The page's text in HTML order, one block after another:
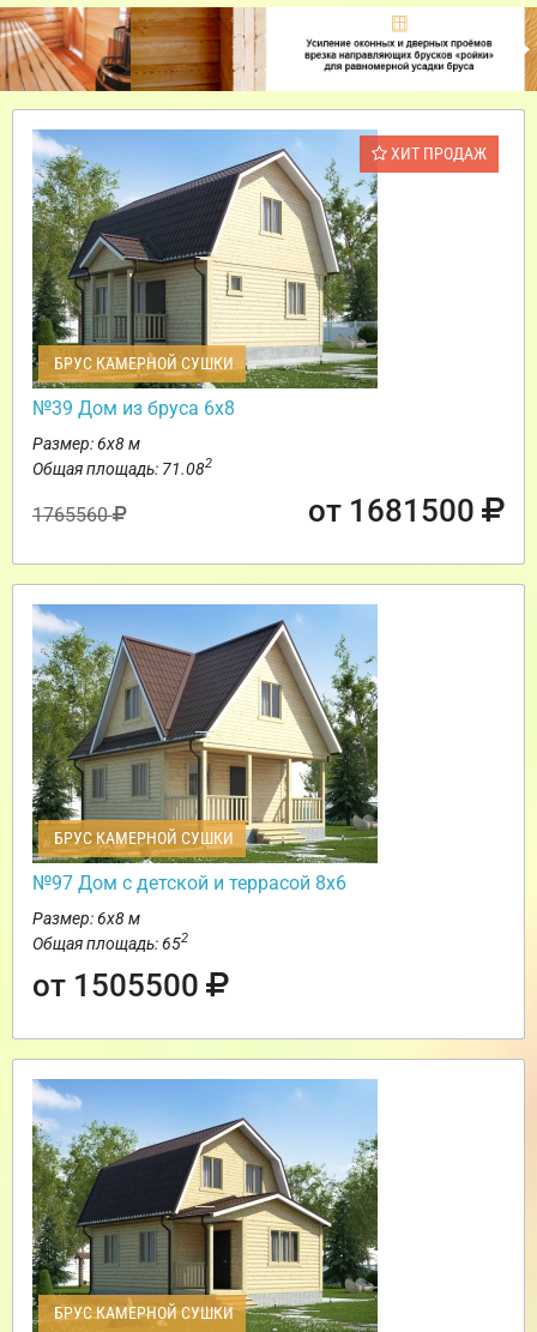
ХИТ ПРОДАЖ
БРУС КАМЕРНОЙ СУШКИ
№39 Дом из бруса 6х8
Размер: 6х8 м
Общая площадь: 71.082
1765560 от 1681500
БРУС КАМЕРНОЙ СУШКИ
№97 Дом с детской и террасой 8х6
Размер: 6х8 м
Общая площадь: 652
от 1505500
БРУС КАМЕРНОЙ СУШКИ